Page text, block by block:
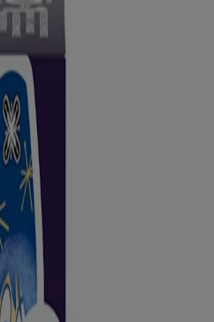
mettant en vedette les
Tristesse du film d'animation à
rendent les premiers soins plus
stériles sont offerts en différents
les petites plaies, et constituent un
premiers soins ou à tout matériel de